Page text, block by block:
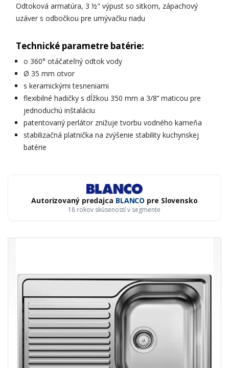
Odtoková armatúra, 3 ½" výpust so sitkom, zápachový
uzáver s odbočkou pre umývačku riadu
Technické parametre batérie:
o 360° otáčateľný odtok vody
Ø 35 mm otvor
s keramickými tesneniami
flexibilné hadičky s dĺžkou 350 mm a 3/8‘‘ maticou pre
jednoduchú inštaláciu
patentovaný perlátor znižuje tvorbu vodného kameňa
stabilizačná platnička na zvýšenie stability kuchynskej
batérie
Autorizovaný predajca BLANCO pre Slovensko
18 rokov skúseností v segmente